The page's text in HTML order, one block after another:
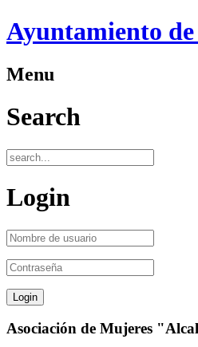
Ayuntamiento
Menu
Search
Login
Asociación de Mujeres